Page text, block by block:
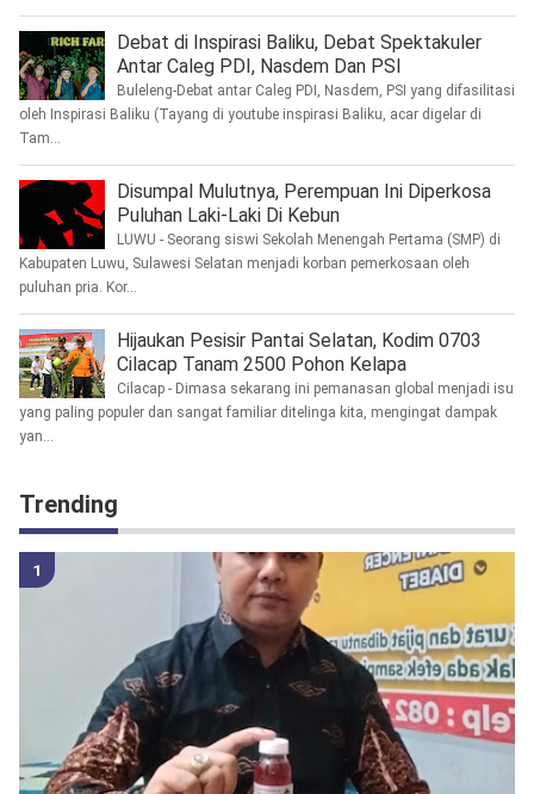
Debat di Inspirasi Baliku, Debat Spektakuler
Antar Caleg PDI, Nasdem Dan PSI
Buleleng-Debat antar Caleg PDI, Nasdem, PSI yang difasilitasi
oleh Inspirasi Baliku (Tayang di youtube inspirasi Baliku, acar digelar di
Tam...
Disumpal Mulutnya, Perempuan Ini Diperkosa
Puluhan Laki-Laki Di Kebun
LUWU - Seorang siswi Sekolah Menengah Pertama (SMP) di
Kabupaten Luwu, Sulawesi Selatan menjadi korban pemerkosaan oleh
puluhan pria. Kor...
Hijaukan Pesisir Pantai Selatan, Kodim 0703
Cilacap Tanam 2500 Pohon Kelapa
Cilacap - Dimasa sekarang ini pemanasan global menjadi isu
yang paling populer dan sangat familiar ditelinga kita, mengingat dampak
yan...
Trending